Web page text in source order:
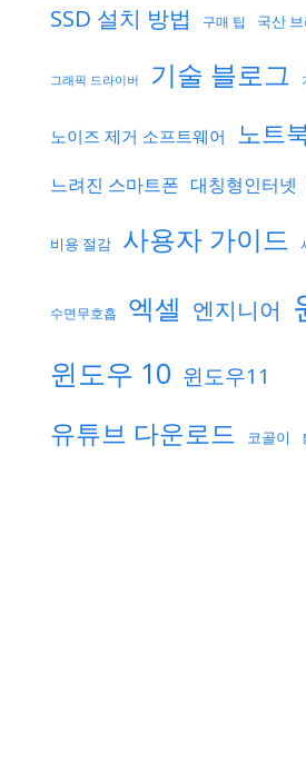
SSD 설치 방법 구매 팁 국산
그래픽 드라이버 기술 블로그
노이즈 제거 소프트웨어 노트
느려진 스마트폰 대칭형인터넷
비용 절감 사용자 가이드
수면무호흡 엑셀 엔지니어
윈도우 10 윈도우11
유튜브 다운로드 코골이